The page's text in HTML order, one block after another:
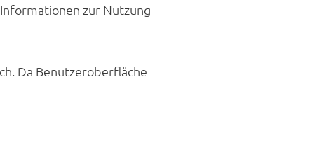
zur Nutzung
Da Benutzeroberfläche